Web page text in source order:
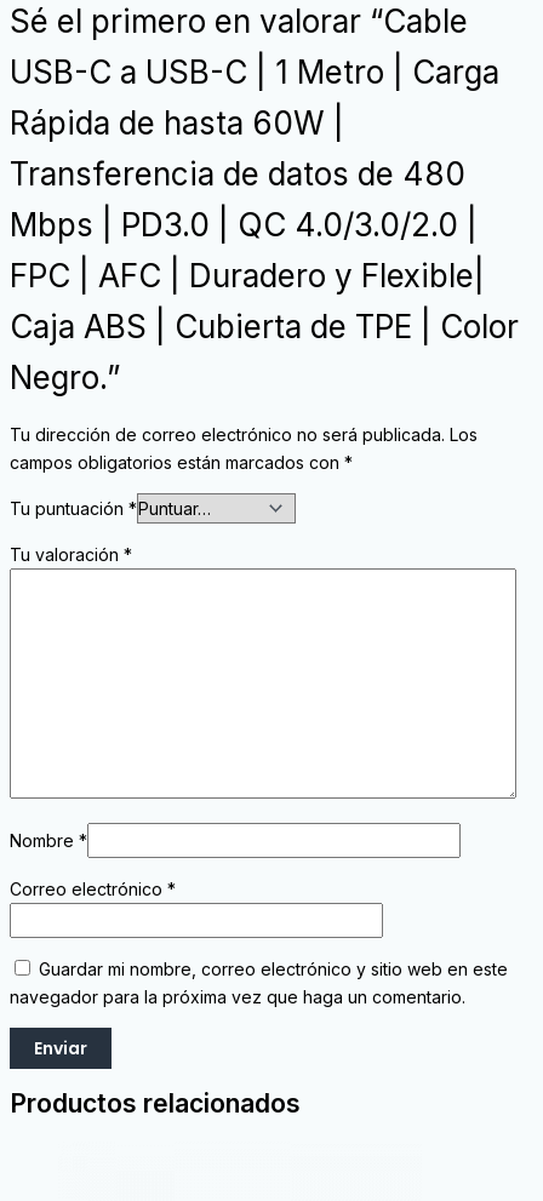
Sé el primero en valorar “Cable
USB-C a USB-C | 1 Metro | Carga
Rápida de hasta 60W |
Transferencia de datos de 480
Mbps | PD3.0 | QC 4.0/3.0/2.0 |
FPC | AFC | Duradero y Flexible|
Caja ABS | Cubierta de TPE | Color
Negro.”
Tu dirección de correo electrónico no será publicada. Los
campos obligatorios están marcados con *
Tu puntuación *
Tu valoración *
Nombre *
Correo electrónico *
Guardar mi nombre, correo electrónico y sitio web en este
navegador para la próxima vez que haga un comentario.
Productos relacionados